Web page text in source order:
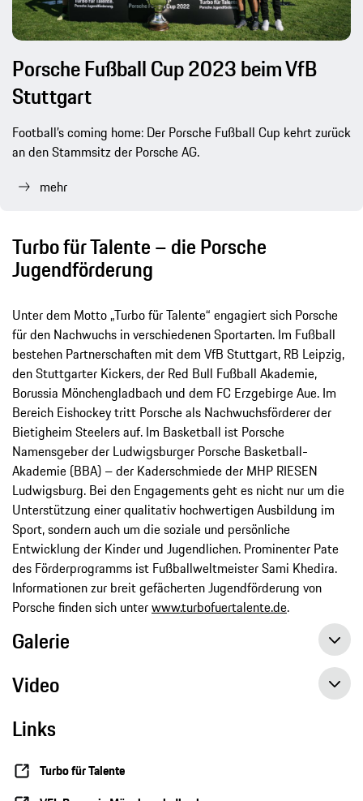
Porsche Fußball Cup 2023 beim VfB
Stuttgart
Football’s coming home: Der Porsche Fußball Cup kehrt zurück
an den Stammsitz der Porsche AG.
mehr
Turbo für Talente – die Porsche
Jugendförderung
Unter dem Motto „Turbo für Talente“ engagiert sich Porsche
für den Nachwuchs in verschiedenen Sportarten. Im Fußball
bestehen Partnerschaften mit dem VfB Stuttgart, RB Leipzig,
den Stuttgarter Kickers, der Red Bull Fußball Akademie,
Borussia Mönchengladbach und dem FC Erzgebirge Aue. Im
Bereich Eishockey tritt Porsche als Nachwuchsförderer der
Bietigheim Steelers auf. Im Basketball ist Porsche
Namensgeber der Ludwigsburger Porsche Basketball-
Akademie (BBA) – der Kaderschmiede der MHP RIESEN
Ludwigsburg. Bei den Engagements geht es nicht nur um die
Unterstützung einer qualitativ hochwertigen Ausbildung im
Sport, sondern auch um die soziale und persönliche
Entwicklung der Kinder und Jugendlichen. Prominenter Pate
des Förderprogramms ist Fußballweltmeister Sami Khedira.
Informationen zur breit gefächerten Jugendförderung von
Porsche finden sich unterwww.turbofuertalente.de.
Galerie
Video
Links
Turbo für Talente